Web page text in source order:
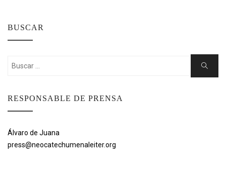
BUSCAR
Buscar:
Buscar
RESPONSABLE DE PRENSA
Álvaro de Juana
press@neocatechumenaleiter.org